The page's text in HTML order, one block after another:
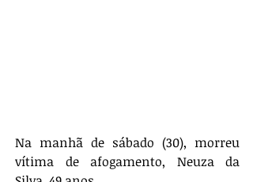
Na manhã de sábado (30), morreu
vítima de afogamento, Neuza da